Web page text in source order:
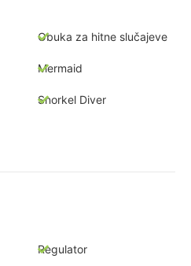
Obuka za hitne slučajeve
Mermaid
Snorkel Diver
Regulator